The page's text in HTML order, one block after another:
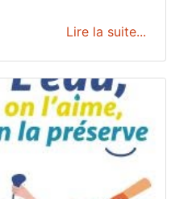
Lire la suite...